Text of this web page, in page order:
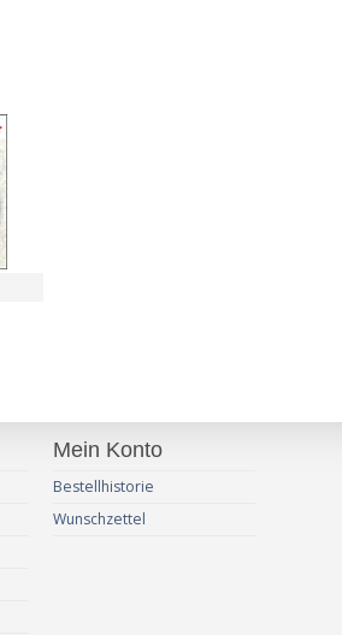
Mein Konto
Bestellhistorie
Wunschzettel